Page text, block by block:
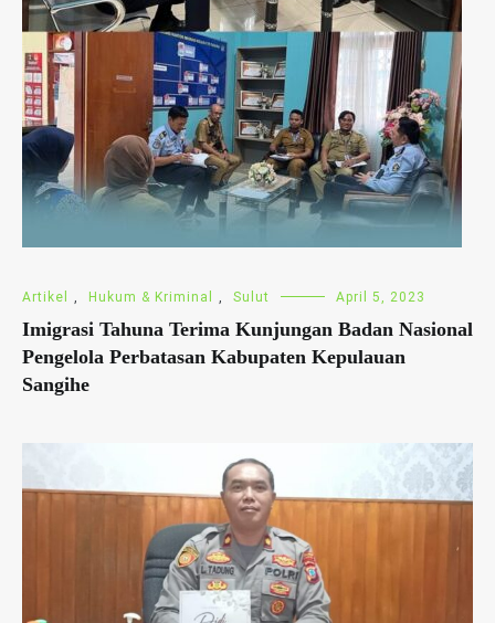
Artikel , Hukum & Kriminal , Sulut April 5, 2023
Imigrasi Tahuna Terima Kunjungan Badan Nasional
Pengelola Perbatasan Kabupaten Kepulauan
Sangihe